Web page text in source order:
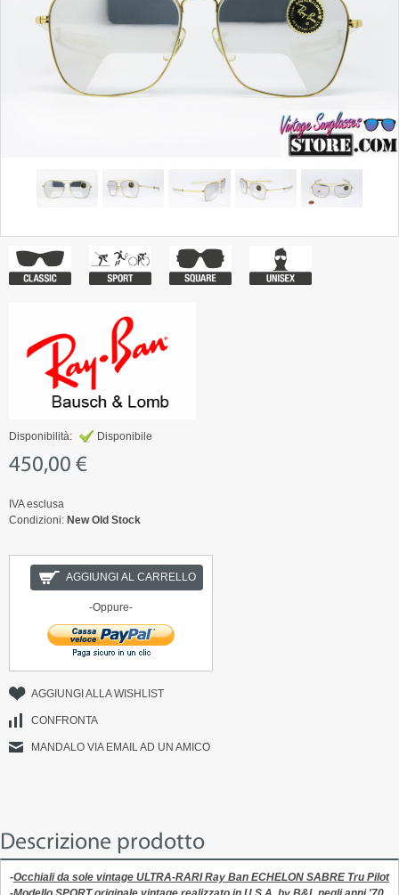
Disponibilità: Disponibile
450,00 €
IVA esclusa
Condizioni: New Old Stock
AGGIUNGI AL CARRELLO
-Oppure-
AGGIUNGI ALLA WISHLIST
CONFRONTA
MANDALO VIA EMAIL AD UN AMICO
Descrizione prodotto
-Occhiali da sole vintage ULTRA-RARI Ray Ban ECHELON SABRE Tru Pilot